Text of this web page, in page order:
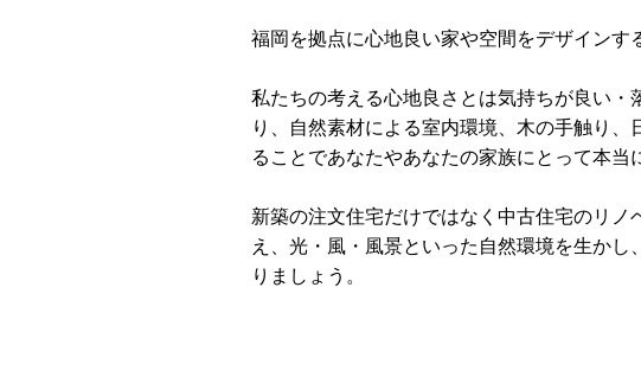
福岡を拠点に心地良い家や空間をデザインす
私たちの考える心地良さとは気持ちが良い
り、自然素材による室内環境、木の手触り
ることであなたやあなたの家族にとって本当
新築の注文住宅だけではなく中古住宅のリ
え、光・風・風景といった自然環境を生か
りましょう。